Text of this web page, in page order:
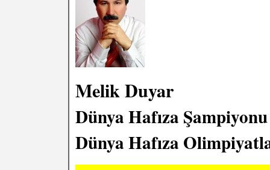
Melik Duyar
Dünya Hafıza Şampiyonu
Dünya Hafıza